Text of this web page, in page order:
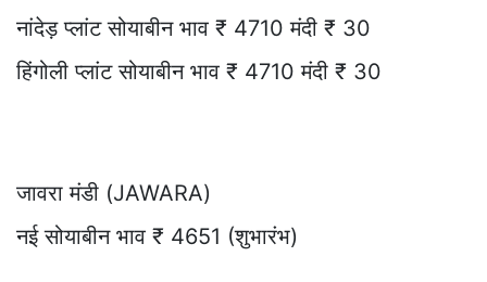
नांदेड़ प्लांट सोयाबीन भाव ₹ 4710 मंदी ₹ 30
हिंगोली प्लांट सोयाबीन भाव ₹ 4710 मंदी ₹ 30
जावरा मंडी (JAWARA)
नई सोयाबीन भाव ₹ 4651 (शुभारंभ)